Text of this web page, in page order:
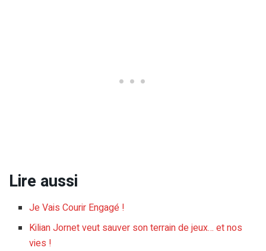
Lire aussi
Je Vais Courir Engagé !
Kilian Jornet veut sauver son terrain de jeux… et nos
vies !